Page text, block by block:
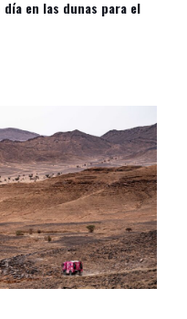
en las dunas para el